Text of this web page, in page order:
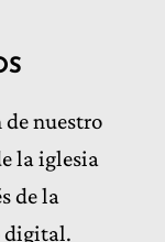
nuestro
la iglesia
de la
digital.